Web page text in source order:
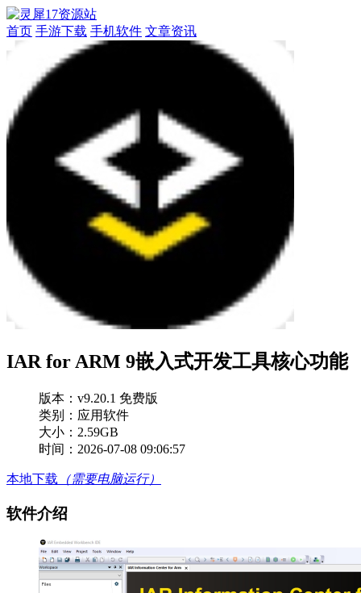
首页 手游下载 手机软件 文章资讯
IAR for ARM 9嵌入式开发工具核心功能
版本： v9.20.1 免费版
类别：应用软件
大小：2.59GB
时间：2026-07-08 09:06:57
本地下载 （需要电脑运行）
软件介绍